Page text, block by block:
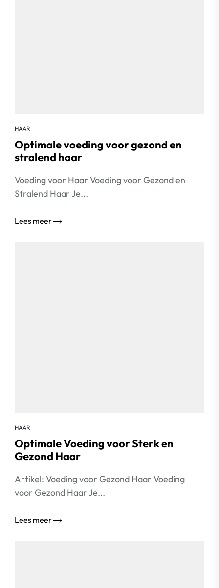
HAAR
Optimale voeding voor gezond en
stralend haar
Voeding voor Haar Voeding voor Gezond en
Stralend Haar Je...
Lees meer
HAAR
Optimale Voeding voor Sterk en
Gezond Haar
Artikel: Voeding voor Gezond Haar Voeding
voor Gezond Haar Je...
Lees meer